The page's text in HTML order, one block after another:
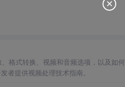
格式转换、视频和音频选项，以及如
者提供视频处理技术指南。